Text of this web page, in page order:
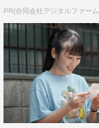
うし、木は家族
した。
しかし、女優さ
当日は悪天候の
上白石さん、深
て、見事に安子
PR(合同会社デジタルファー